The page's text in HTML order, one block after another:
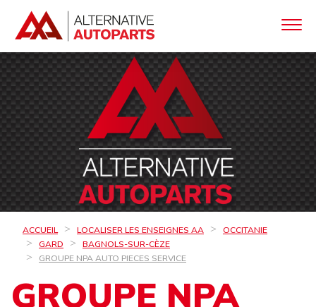
ACCUEIL LOCALISER LES ENSEIGNES AA
OCCITANIE
GARD
BAGNOLS-SUR-CÈZE
GROUPE NPA AUTO PIECES SERVICE
GROUPE NPA